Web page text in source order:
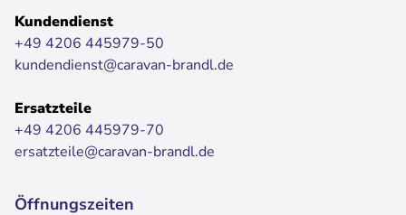
Kundendienst
+49 4206 445979-50
kundendienst@caravan-brandl.de
Ersatzteile
+49 4206 445979-70
ersatzteile@caravan-brandl.de
Öffnungszeiten